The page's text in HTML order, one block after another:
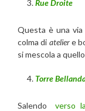
Rue Droite
Questa è una
colma di ateliere
si mescola a
Torre
Salendoverso